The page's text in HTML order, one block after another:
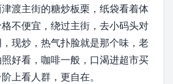
渡主街的糖炒板栗，纸袋看着体
不便宜，绕过主街，去小码头对
现炒，热气扑脸就是那个味，老
好看，咖啡一般，口渴进超市买
上看人群，更自在。